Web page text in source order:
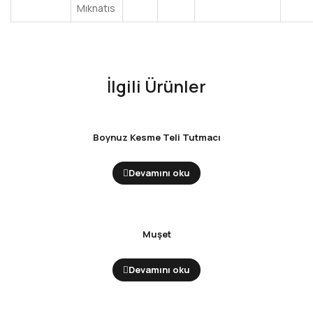
Mıknatıs
İlgili Ürünler
Boynuz Kesme Teli Tutmacı
Devamını oku
Muşet
Devamını oku